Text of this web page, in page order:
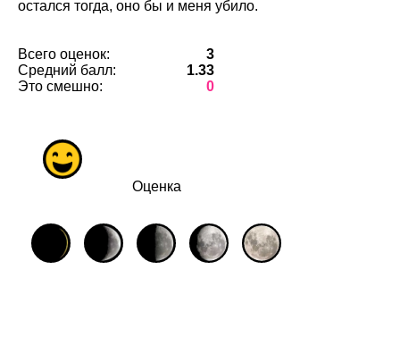
остался тогда, оно бы и меня убило.
Всего оценок:
3
Средний балл:
1.33
Это смешно:
0
Оценка